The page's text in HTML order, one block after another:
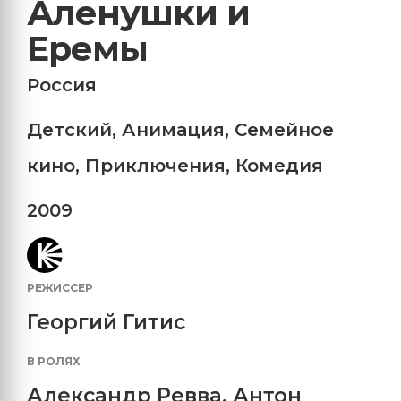
Аленушки и
Еремы
Россия
Детский, Анимация, Семейное
кино, Приключения, Комедия
2009
РЕЖИССЕР
Георгий Гитис
В РОЛЯХ
Александр Ревва, Антон